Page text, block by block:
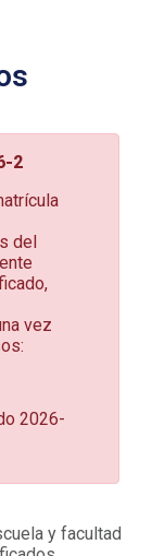
2
del
vez
2026-
y facultad